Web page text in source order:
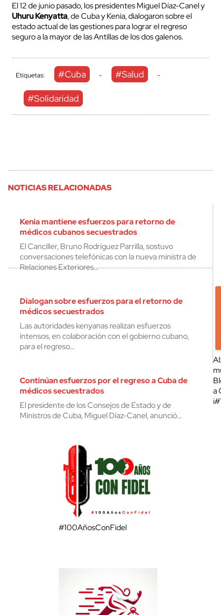
El 12 de junio pasado, los presidentes Miguel Díaz-Canel y
Uhuru Kenyatta, de Cuba y Kenia, dialogaron sobre el
estado actual de las gestiones para lograr el regreso
seguro a la mayor de las Antillas de los dos galenos.
Etiquetas: #Cuba - #Salud -
#Solidaridad
NOTICIAS RELACIONADAS
Kenia mantiene esfuerzos para retorno de
médicos cubanos secuestrados
El Canciller, Bruno Rodríguez Parrilla, sostuvo
conversaciones telefónicas con la nueva ministra de
Relaciones Exteriores…
Dialogan sobre esfuerzos para el retorno de
médicos secuestrados
Las autoridades kenyanas realizan esfuerzos
intensos, en colaboración con el gobierno cubano,
para el regreso…
Continúan esfuerzos por el regreso a Cuba de
médicos secuestrados
El presidente de los Consejos de Estado y de
Ministros de Cuba, Miguel Díaz-Canel, anunció…
a
#100AñosConFidel